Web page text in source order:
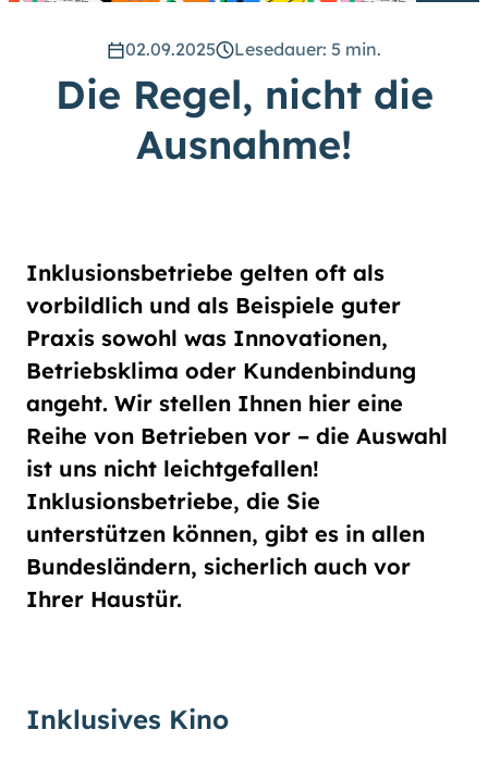
vergrößern. (Einfach bei
Schriftgröße das Feld groß
anwählen.)
Übrigens: Unsere Videos sind mit
Untertiteln versehen.
Gebärdensprache (DGS)
Animationen
an
aus
Schriftgröße
normal
groß
Kontrast
02.09.2025 Lesedauer: 5 min.
Die Regel, nicht die
Ausnahme!
Inklusionsbetriebe gelten oft als
vorbildlich und als Beispiele guter
Praxis sowohl was Innovationen,
Betriebsklima oder Kundenbindung
angeht. Wir stellen Ihnen hier eine
Reihe von Betrieben vor – die Auswahl
ist uns nicht leichtgefallen!
Inklusionsbetriebe, die Sie
unterstützen können, gibt es in allen
Bundesländern, sicherlich auch vor
Ihrer Haustür.
Inklusives Kino